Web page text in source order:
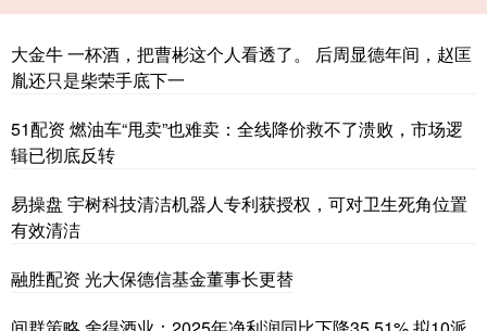
大金牛 一杯酒，把曹彬这个人看透了。 后周显德年间，赵匡
胤还只是柴荣手底下一
51配资 燃油车“甩卖”也难卖：全线降价救不了溃败，市场逻
辑已彻底反转
易操盘 宇树科技清洁机器人专利获授权，可对卫生死角位置
有效清洁
融胜配资 光大保德信基金董事长更替